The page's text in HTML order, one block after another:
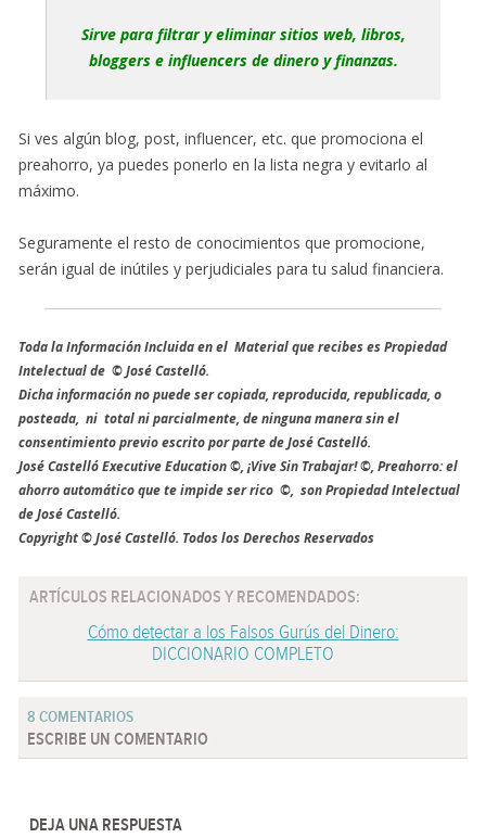
Sirve para filtrar y eliminar sitios web, libros,
bloggers e influencers de dinero y finanzas.
Si ves algún blog, post, influencer, etc. que promociona el
preahorro, ya puedes ponerlo en la lista negra y evitarlo al
máximo.
Seguramente el resto de conocimientos que promocione,
serán igual de inútiles y perjudiciales para tu salud financiera.
Toda la Información Incluida en el Material que recibes es Propiedad
Intelectual de © José Castelló.
Dicha información no puede ser copiada, reproducida, republicada, o
posteada, ni total ni parcialmente, de ninguna manera sin el
consentimiento previo escrito por parte de José Castelló.
José Castelló Executive Education ©, ¡Vive Sin Trabajar! ©, Preahorro: el
ahorro automático que te impide ser rico ©, son Propiedad Intelectual
de José Castelló.
Copyright © José Castelló. Todos los Derechos Reservados
ARTÍCULOS RELACIONADOS Y RECOMENDADOS:
Cómo detectar a los Falsos Gurús del Dinero:
DICCIONARIO COMPLETO
8 COMENTARIOS
ESCRIBE UN COMENTARIO
DEJA UNA RESPUESTA